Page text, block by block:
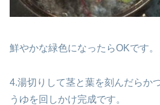
鮮やかな緑色になったらOKです。
4.湯切りして茎と葉を刻んだらか
うゆを回しかけ完成です。